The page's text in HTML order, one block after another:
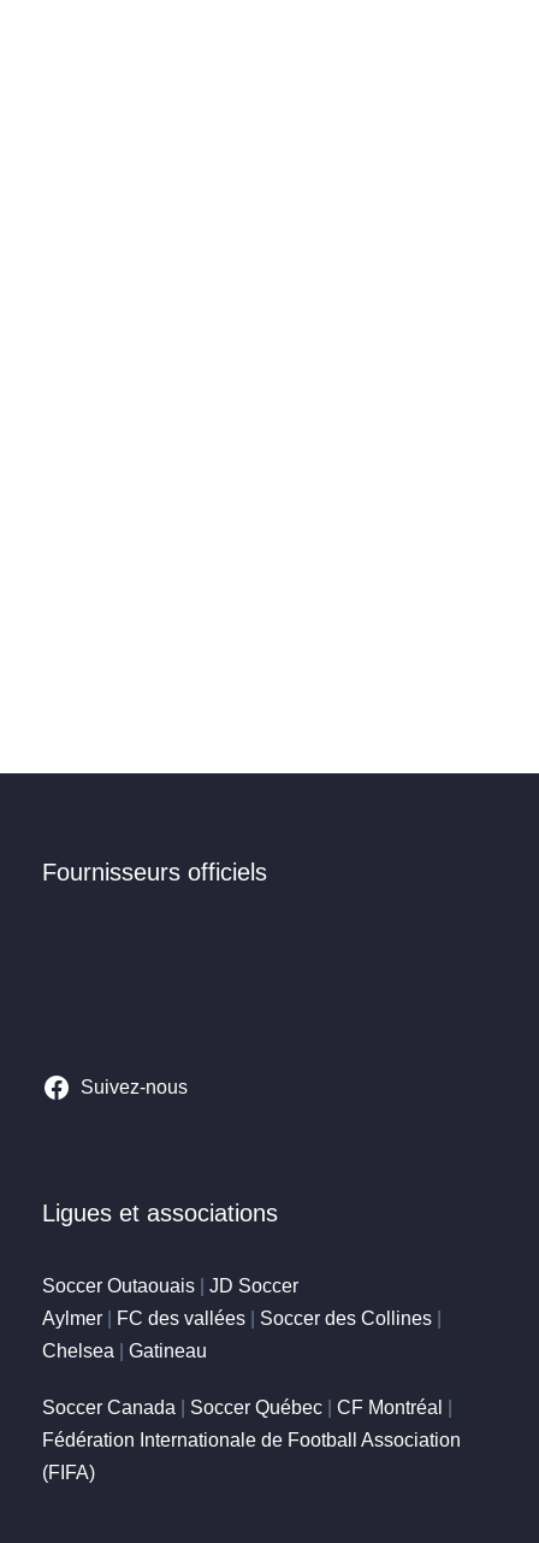
Fournisseurs officiels
Suivez-nous
Ligues et associations
Soccer Outaouais
JD Soccer
Aylmer
FC des vallées Soccer des Collines
Chelsea
Gatineau
Soccer Canada Soccer Québec CF Montréal
Fédération Internationale de Football Association
(FIFA)